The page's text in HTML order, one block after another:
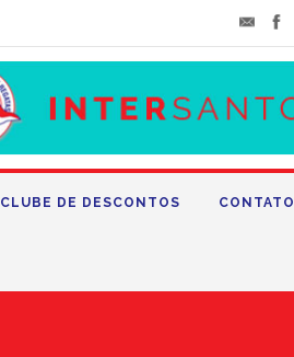
CLUBE DE DESCONTOS CONTATO